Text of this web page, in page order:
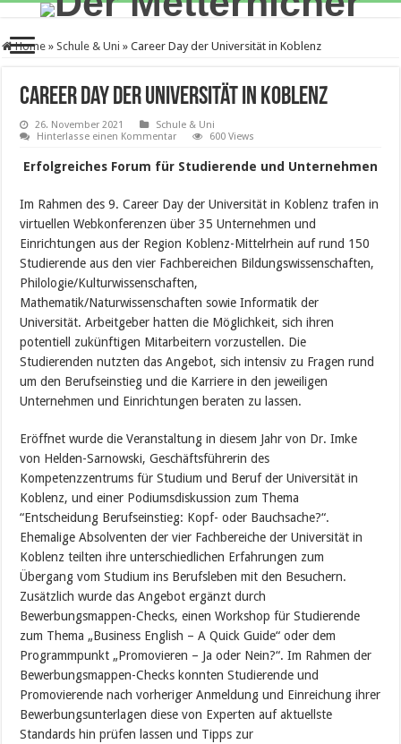
Home » Schule & Uni » Career Day der Universität in Koblenz
Career Day der Universität in Koblenz
26. November 2021
Schule & Uni
Hinterlasse einen Kommentar
600 Views
Erfolgreiches Forum für Studierende und Unternehmen
Im Rahmen des 9. Career Day der Universität in Koblenz trafen in
virtuellen Webkonferenzen über 35 Unternehmen und
Einrichtungen aus der Region Koblenz-Mittelrhein auf rund 150
Studierende aus den vier Fachbereichen Bildungswissenschaften,
Philologie/Kulturwissenschaften,
Mathematik/Naturwissenschaften sowie Informatik der
Universität. Arbeitgeber hatten die Möglichkeit, sich ihren
potentiell zukünftigen Mitarbeitern vorzustellen. Die
Studierenden nutzten das Angebot, sich intensiv zu Fragen rund
um den Berufseinstieg und die Karriere in den jeweiligen
Unternehmen und Einrichtungen beraten zu lassen.
Eröffnet wurde die Veranstaltung in diesem Jahr von Dr. Imke
von Helden-Sarnowski, Geschäftsführerin des
Kompetenzzentrums für Studium und Beruf der Universität in
Koblenz, und einer Podiumsdiskussion zum Thema
“Entscheidung Berufseinstieg: Kopf- oder Bauchsache?“.
Ehemalige Absolventen der vier Fachbereiche der Universität in
Koblenz teilten ihre unterschiedlichen Erfahrungen zum
Übergang vom Studium ins Berufsleben mit den Besuchern.
Zusätzlich wurde das Angebot ergänzt durch
Bewerbungsmappen-Checks, einen Workshop für Studierende
zum Thema „Business English – A Quick Guide“ oder dem
Programmpunkt „Promovieren – Ja oder Nein?“. Im Rahmen der
Bewerbungsmappen-Checks konnten Studierende und
Promovierende nach vorheriger Anmeldung und Einreichung ihrer
Bewerbungsunterlagen diese von Experten auf aktuellste
Standards hin prüfen lassen und Tipps zur